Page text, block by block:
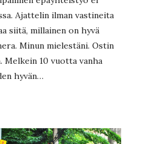
Ajattelin ilman vastineita
siitä, millainen on hyvä
Minun mielestäni. Ostin
Melkein 10 vuotta vanha
hyvän…